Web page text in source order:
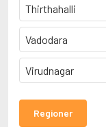
Thirthahalli
Vadodara
Virudnagar
Regioner